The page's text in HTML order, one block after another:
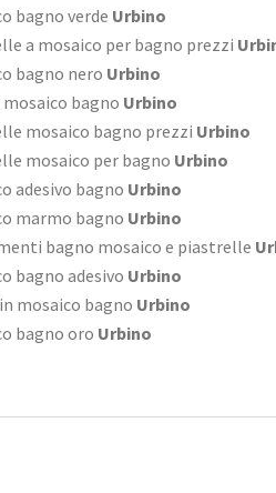
bagno verde Urbino
a mosaico per bagno prezzi
bagno nero Urbino
bagno Urbino
mosaico bagno prezzi Urbino
mosaico per bagno Urbino
adesivo bagno Urbino
marmo bagno Urbino
bagno mosaico e piastrelle
bagno adesivo Urbino
mosaico bagno Urbino
bagno oro Urbino